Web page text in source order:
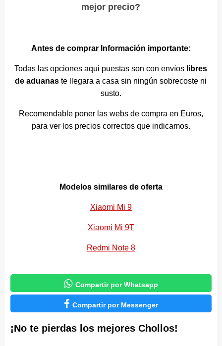
mejor precio?
Antes de comprar Información importante:
Todas las opciones aqui puestas son con envíos libres
de aduanaste llegara a casa sin ningún sobrecoste ni
susto.
Recomendable poner las webs de compra en Euros,
para ver los precios correctos que indicamos.
Modelos similares de oferta
Xiaomi Mi 9
Xiaomi Mi 9T
Redmi Note 8
 Compartir por Whatsapp
 Compartir por Messenger
¡No te pierdas los mejores Chollos!